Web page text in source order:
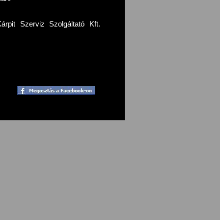
Szerviz Szolgáltató Kft.